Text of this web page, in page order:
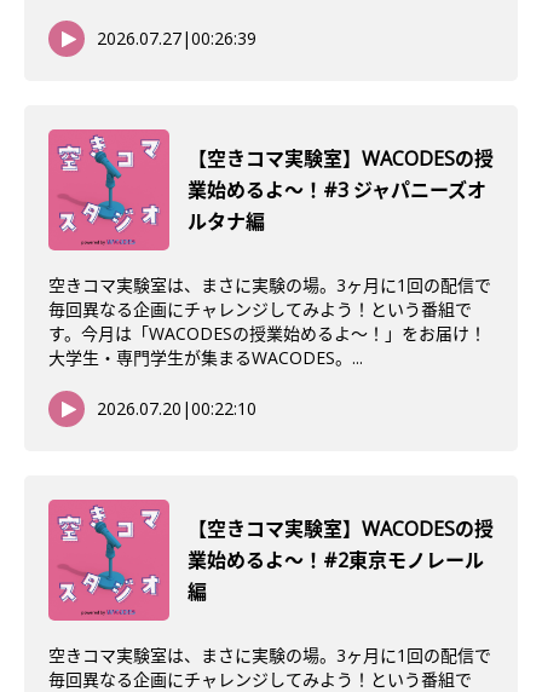
2026.07.27|00:26:39
【空きコマ実験室】WACODESの授
業始めるよ〜！#3 ジャパニーズオ
ルタナ編
空きコマ実験室は、まさに実験の場。3ヶ月に1回の配信で
毎回異なる企画にチャレンジしてみよう！という番組で
す。今月は「WACODESの授業始めるよ～！」をお届け！
大学生・専門学生が集まるWACODES。...
2026.07.20 |00:22:10
【空きコマ実験室】WACODESの授
業始めるよ〜！#2東京モノレール
編
空きコマ実験室は、まさに実験の場。3ヶ月に1回の配信で
毎回異なる企画にチャレンジしてみよう！という番組で